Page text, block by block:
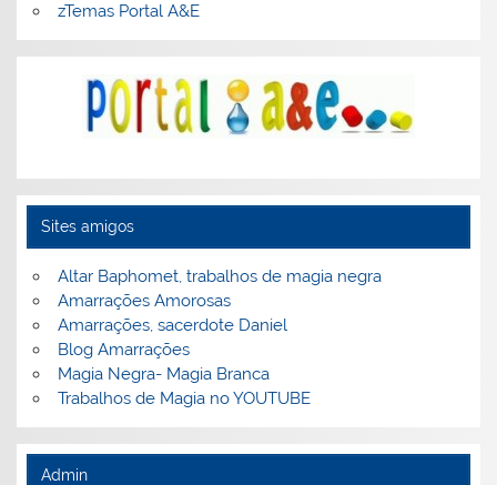
zTemas Portal A&E
Sites amigos
Altar Baphomet, trabalhos de magia negra
Amarrações Amorosas
Amarrações, sacerdote Daniel
Blog Amarrações
Magia Negra- Magia Branca
Trabalhos de Magia no YOUTUBE
Admin